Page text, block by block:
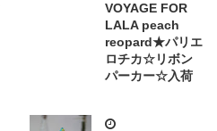
VOYAGE FOR
LALA peach
reopard★パリエ
ロチカ☆リボン
パーカー☆入荷